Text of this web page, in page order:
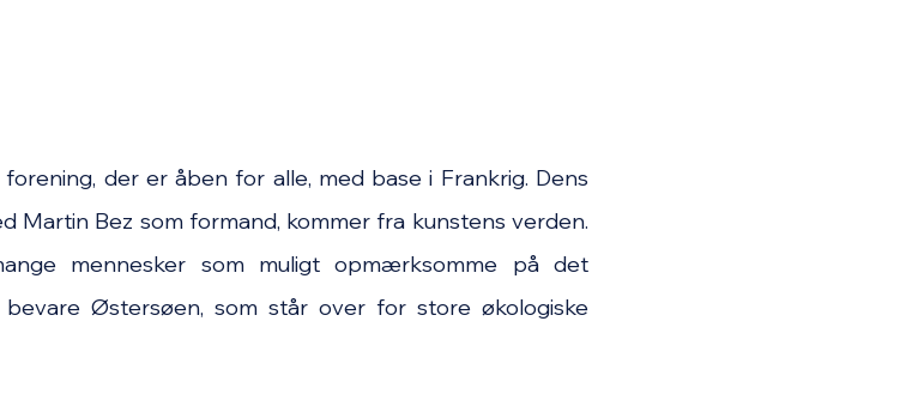
der er åben for alle, med base i Frankrig. Dens
Martin Bez som formand, kommer fra kunstens verden.
mennesker som muligt opmærksomme på det
Østersøen, som står over for store økologiske